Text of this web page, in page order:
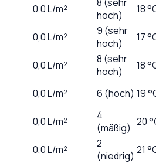
0,0L/m²
hoch)
18
0,0L/m²
9 (sehr
hoch)
17
0,0L/m²
8 (sehr
hoch)
18
0,0L/m² 6 (hoch) 19
0,0L/m²
4
(mäßig) 20
0,0L/m²
2
(niedrig) 21